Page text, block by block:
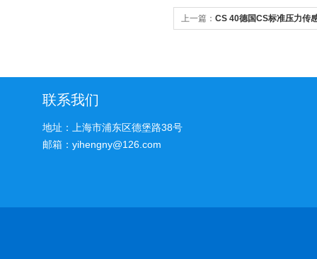
上一篇： CS 40德国CS标准压力传
联系我们
地址：上海市浦东区德堡路38号
邮箱：yihengny@126.com